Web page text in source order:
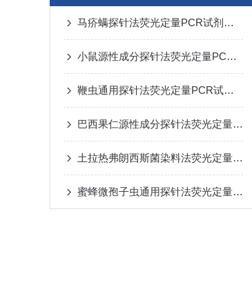
马疥螨探针法荧光定量PCR试剂盒反应流程常规程序
小鼠源性成分探针法荧光定量PCR试剂盒实验注意事项
鞭虫通用探针法荧光定量PCR试剂盒实验规则
巴西果仁源性成分探针法荧光定量PCR试剂盒​使用方法
土拉热弗朗西斯菌染料法荧光定量PCR试剂盒实验注意事项
蜜蜂微孢子虫通用探针法荧光定量PCR试剂盒注意事项